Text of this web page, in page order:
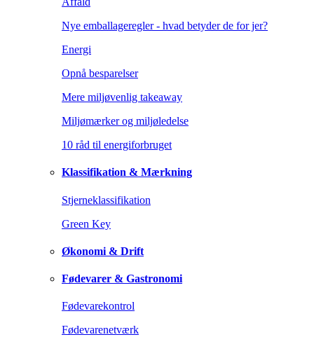
Nye emballageregler - hvad betyder de for jer?
Energi
Opnå besparelser
Mere miljøvenlig takeaway
Miljømærker og miljøledelse
10 råd til energiforbruget
Klassifikation & Mærkning
Stjerneklassifikation
Green Key
Økonomi & Drift
Fødevarer & Gastronomi
Fødevarekontrol
Fødevarenetværk